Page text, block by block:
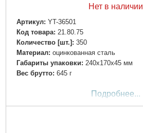
Нет в наличии
Артикул: YT-36501
Код товара: 21.80.75
Количество [шт.]: 350
Материал: оцинкованная сталь
Габариты упаковки: 240x170x45 мм
Вес брутто: 645 г
Подробнее...